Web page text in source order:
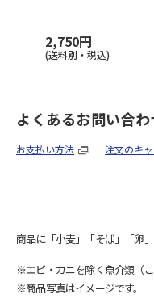
2,750円
(送料別・税込)
よくあるお問い合わ
お支払い方法 注文のキ
商品に「小麦」「そば」「卵
※エビ・カニを除く魚介類（
※商品写真はイメージです。